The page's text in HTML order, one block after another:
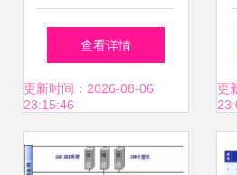
技荣耀上榜全国软
件百强，深耕信息
系统集成服务硕果
查看详情
更新时间：2026-08-06
23:15:46
更